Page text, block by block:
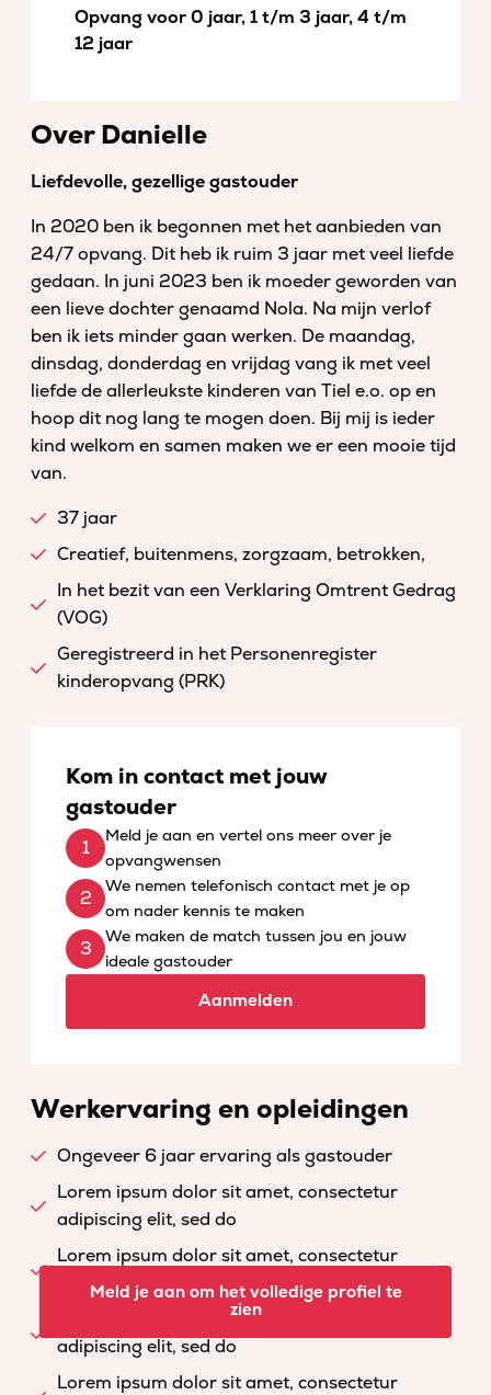
Opvang voor 0 jaar, 1 t/m 3 jaar, 4 t/m
12 jaar
Over Danielle
Liefdevolle, gezellige gastouder
In 2020 ben ik begonnen met het aanbieden van
24/7 opvang. Dit heb ik ruim 3 jaar met veel liefde
gedaan. In juni 2023 ben ik moeder geworden van
een lieve dochter genaamd Nola. Na mijn verlof
ben ik iets minder gaan werken. De maandag,
dinsdag, donderdag en vrijdag vang ik met veel
liefde de allerleukste kinderen van Tiel e.o. op en
hoop dit nog lang te mogen doen. Bij mij is ieder
kind welkom en samen maken we er een mooie tijd
van.
37 jaar
Creatief, buitenmens, zorgzaam, betrokken,
In het bezit van een Verklaring Omtrent Gedrag
(VOG)
Geregistreerd in het Personenregister
kinderopvang (PRK)
Kom in contact met jouw
gastouder
Meld je aan en vertel ons meer over je
opvangwensen
We nemen telefonisch contact met je op
om nader kennis te maken
We maken de match tussen jou en jouw
ideale gastouder
Aanmelden
Werkervaring en opleidingen
Ongeveer 6 jaar ervaring als gastouder
Lorem ipsum dolor sit amet, consectetur
adipiscing elit, sed do
Lorem ipsum dolor sit amet, consectetur
adipiscing elit, sed do
Lorem ipsum dolor sit amet, consectetur
adipiscing elit, sed do
Lorem ipsum dolor sit amet, consectetur
Meld je aan om het volledige profiel te
zien